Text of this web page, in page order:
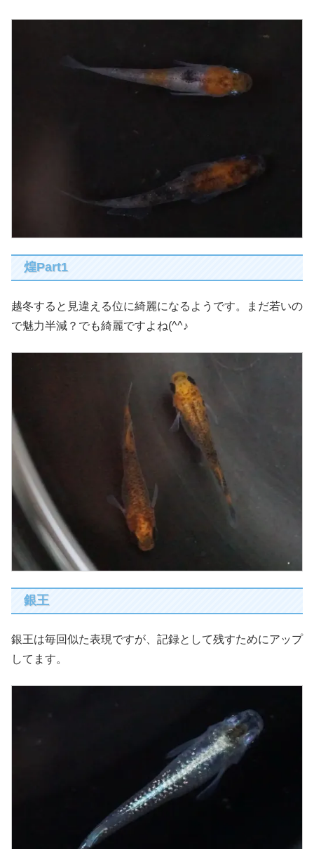
煌Part1
越冬すると見違える位に綺麗になるようです。まだ若いの
で魅力半減？でも綺麗ですよね(^^♪
銀王
銀王は毎回似た表現ですが、記録として残すためにアップ
してます。